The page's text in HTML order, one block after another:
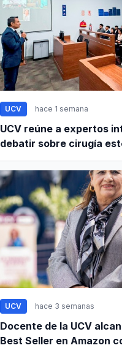
UCV hace 1 semana
UCV reúne a expertos
debatir sobre cirugía
UCV hace 3 semanas
Docente de la UCV
Best Seller en Amazon